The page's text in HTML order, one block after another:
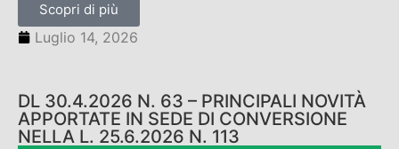
Scopri di più
Luglio 14, 2026
DL 30.4.2026 N. 63 – PRINCIPALI NOVITÀ
APPORTATE IN SEDE DI CONVERSIONE
NELLA L. 25.6.2026 N. 113